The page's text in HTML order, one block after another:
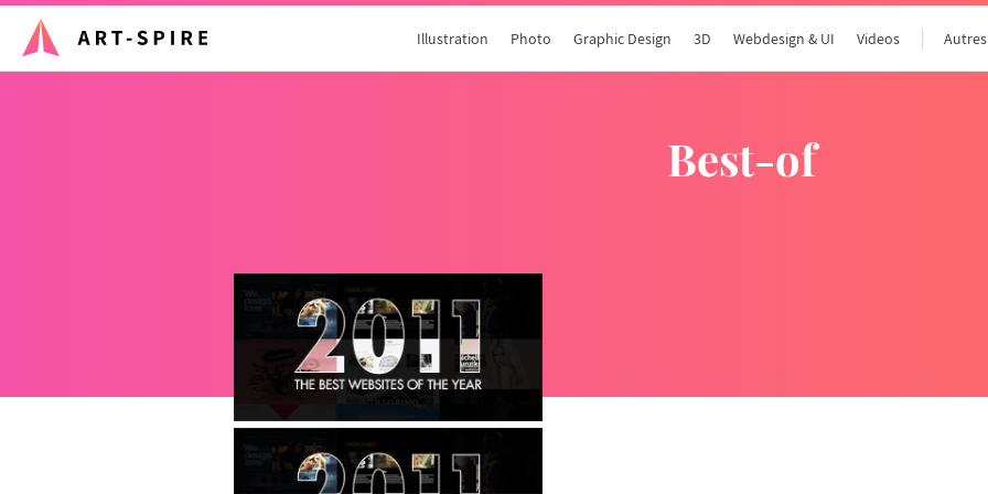
Illustration Photo Graphic Design 3D Webdesign & UI Videos Autres
best-of